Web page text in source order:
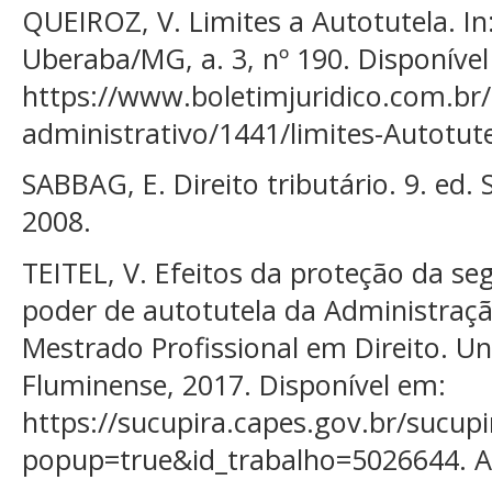
QUEIROZ, V. Limites a Autotutela.
Uberaba/MG, a. 3, nº 190.
https://
administrativo/1441/limites-
SABBAG, E. Direito tributário. 9. ed.
2008.
TEITEL, V. Efeitos da proteção da
poder de autotutela da
Mestrado Profissional em Direito.
Fluminense, 2017. Disponível em:
https://sucupira.capes.gov.br/
popup=true&id_trabalho=5026644.